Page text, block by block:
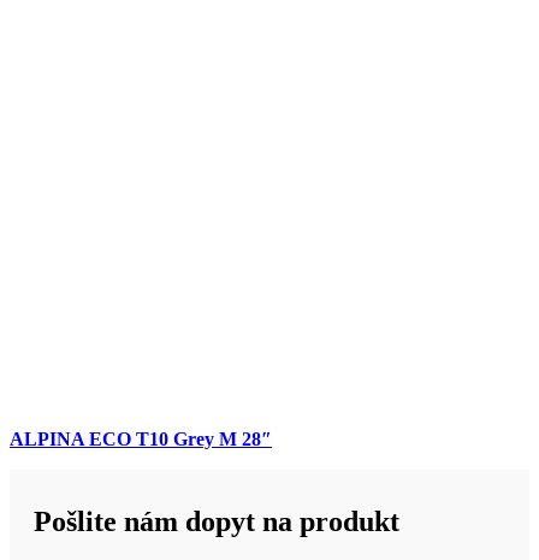
ALPINA ECO T10 Grey M 28″
Pošlite nám dopyt na produkt